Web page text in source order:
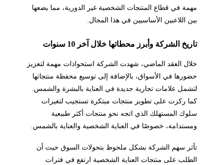
مهمة في قطاع المنتجات الشخصية غير الدورية، مما يضعها
بين اللاعبين الأساسيين في هذا المجال.
تاريخ الشركة وأبرز محطاتها خلال آخر 10 سنوات
خلال العقد الماضي، شهدت الشركة استحواذات مهمة لتعزيز
حضورها في الأسواق، بالإضافة إلى توسيع محفظة منتجاتها
لتشمل علامات تجارية جديدة في العناية بالبشرة والشمس.
كما ركزت على تطوير منتجات مبتكرة تستجيب لتغيرات
سلوك المستهلك الذي اتجه نحو منتجات أكثر طبيعية
ومستدامة، خصوصًا في العناية الشخصية والعناية بالشمس.
تأثر سهم الشركة بشكل ملحوظ بتحولات السوق حيث أن
الطلب على منتجات العناية الشخصية ارتفع في فترات